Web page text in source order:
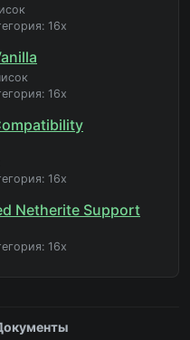
16x
16x
16x
Netherite Support
16x